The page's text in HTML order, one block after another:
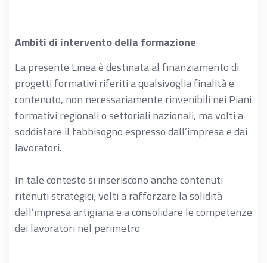
Ambiti di intervento della formazione
La presente Linea è destinata al finanziamento di
progetti formativi riferiti a qualsivoglia finalità e
contenuto, non necessariamente rinvenibili nei Piani
formativi regionali o settoriali nazionali, ma volti a
soddisfare il fabbisogno espresso dall’impresa e dai
lavoratori.
In tale contesto si inseriscono anche contenuti
ritenuti strategici, volti a rafforzare la solidità
dell’impresa artigiana e a consolidare le competenze
dei lavoratori nel perimetro